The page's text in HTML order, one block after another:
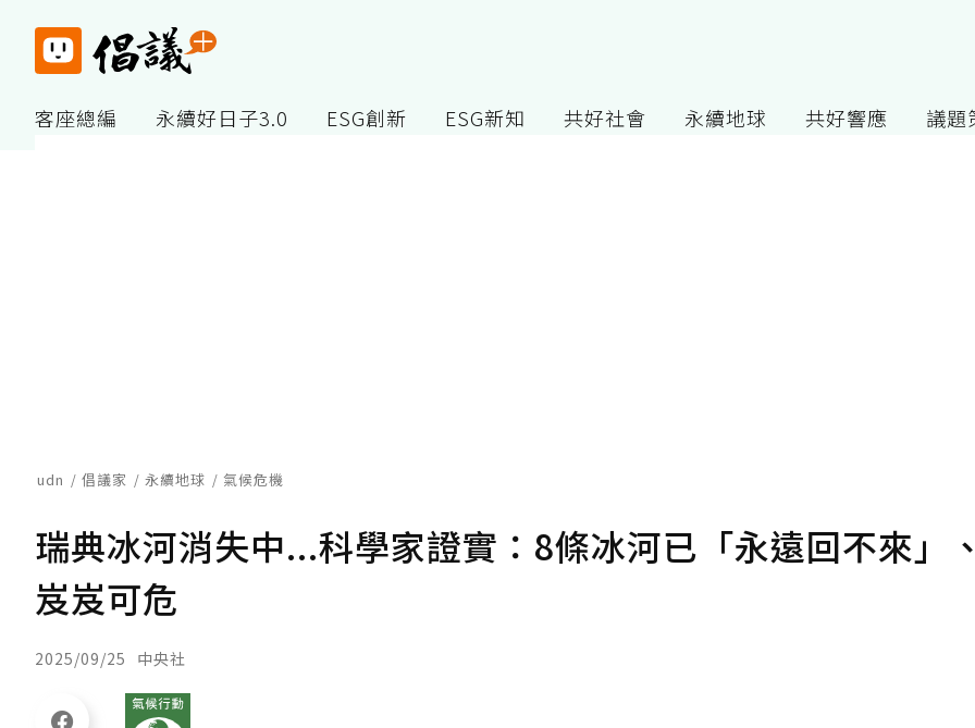
客座總編 永續好日子3.0 ESG創新 ESG新知 共好社會 永續地球 共好響應 議題
udn 倡議家 永續地球 氣候危機
瑞典冰河消失中...科學家證實：8條冰河已「永遠回不來」
岌岌可危
2025/09/25 中央社